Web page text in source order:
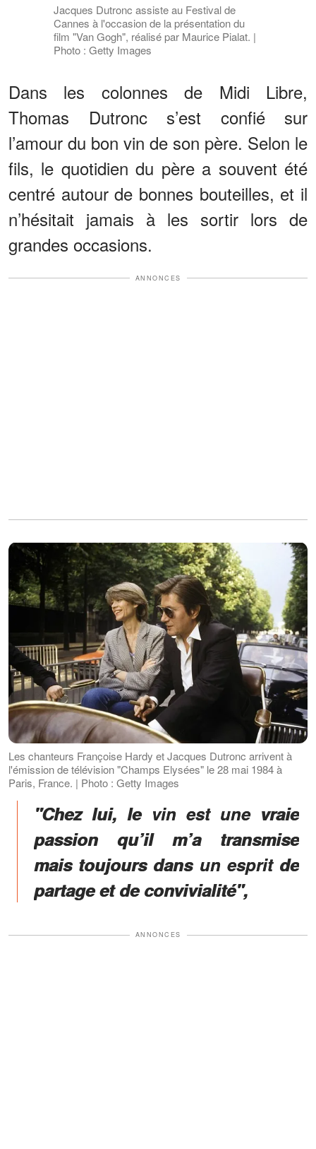
Jacques Dutronc assiste au Festival de
Cannes à l'occasion de la présentation du
film "Van Gogh", réalisé par Maurice Pialat. |
Photo : Getty Images
Dans les colonnes de Midi Libre,
Thomas Dutronc s’est confié sur
l’amour du bon vin de son père. Selon le
fils, le quotidien du père a souvent été
centré autour de bonnes bouteilles, et il
n’hésitait jamais à les sortir lors de
grandes occasions.
ANNONCES
Les chanteurs Françoise Hardy et Jacques Dutronc arrivent à
l'émission de télévision "Champs Elysées" le 28 mai 1984 à
Paris, France. | Photo : Getty Images
"Chez lui, le vin est une vraie
passion qu’il m’a transmise
mais toujours dans un esprit de
partage et de convivialité",
ANNONCES